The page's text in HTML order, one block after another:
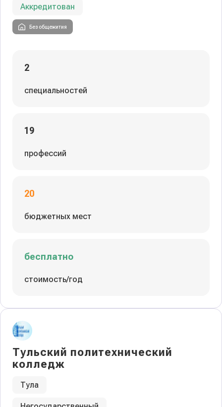
Аккредитован
Без общежития
2
специальностей
19
профессий
20
бюджетных мест
бесплатно
стоимость/год
Тульский политехнический
колледж
Тула